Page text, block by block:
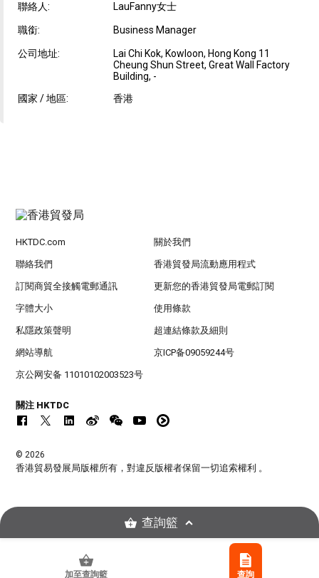
聯絡人: LauFanny女士
職銜: Business Manager
公司地址:
Lai Chi Kok, Kowloon, Hong Kong 11
Cheung Shun Street, Great Wall Factory
Building, -
國家 / 地區:
香港
加至查詢籃 查詢
HKTDC.com 關於我們
聯絡我們 香港貿發局流動應用程式
訂閱商貿全接觸電郵通訊 更新您的香港貿發局電郵訂閱
字體大小 使用條款
私隱政策聲明 超連結條款及細則
網站導航 京ICP备09059244号
京公网安备 11010102003523号
關注 HKTDC
© 2026
香港貿易發展局版權所有，對違反版權者保留一切追索權利 。
查詢籃